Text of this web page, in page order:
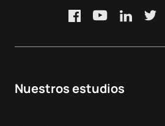
Nuestros estudios